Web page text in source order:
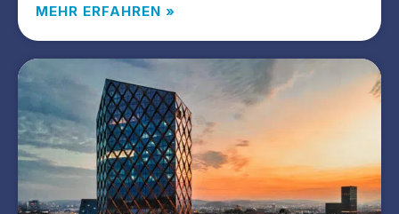
MEHR ERFAHREN »